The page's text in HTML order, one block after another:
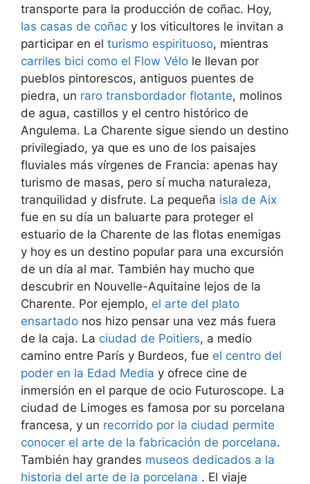
transporte para la producción de coñac. Hoy,
las casas de coñac y los viticultores le invitan a
participar en el turismo espirituoso, mientras
carriles bici como el Flow Vélo le llevan por
pueblos pintorescos, antiguos puentes de
piedra, un raro transbordador flotante, molinos
de agua, castillos y el centro histórico de
Angulema. La Charente sigue siendo un destino
privilegiado, ya que es uno de los paisajes
fluviales más vírgenes de Francia: apenas hay
turismo de masas, pero sí mucha naturaleza,
tranquilidad y disfrute. La pequeña isla de Aix
fue en su día un baluarte para proteger el
estuario de la Charente de las flotas enemigas
y hoy es un destino popular para una excursión
de un día al mar. También hay mucho que
descubrir en Nouvelle-Aquitaine lejos de la
Charente. Por ejemplo, el arte del plato
ensartado nos hizo pensar una vez más fuera
de la caja. La ciudad de Poitiers, a medio
camino entre París y Burdeos, fue el centro del
poder en la Edad Media y ofrece cine de
inmersión en el parque de ocio Futuroscope. La
ciudad de Limoges es famosa por su porcelana
francesa, y un recorrido por la ciudad permite
conocer el arte de la fabricación de porcelana.
También hay grandes museos dedicados a la
historia del arte de la porcelana . El viaje